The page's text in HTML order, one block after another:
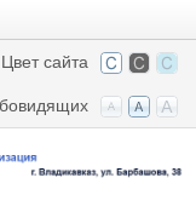
Цвет сайта